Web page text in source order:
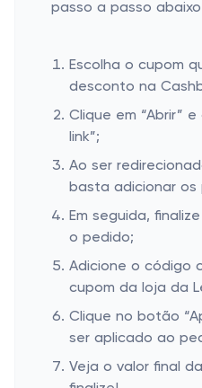
passo a passo
Escolha o cupom
desconto na
Clique em “Abrir”
link”;
Ao ser
basta adicionar os
Em seguida,
o pedido;
Adicione o código
cupom da loja da
Clique no botão
ser aplicado ao
Veja o valor final